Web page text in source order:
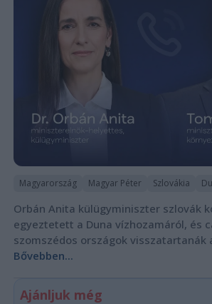
Magyarország Magyar Péter Szlovákia
Orbán Anita külügyminiszter szlovák
egyeztetett a Duna vízhozamáról, és
szomszédos országok visszatartanák
Bővebben...
Ajánljuk még